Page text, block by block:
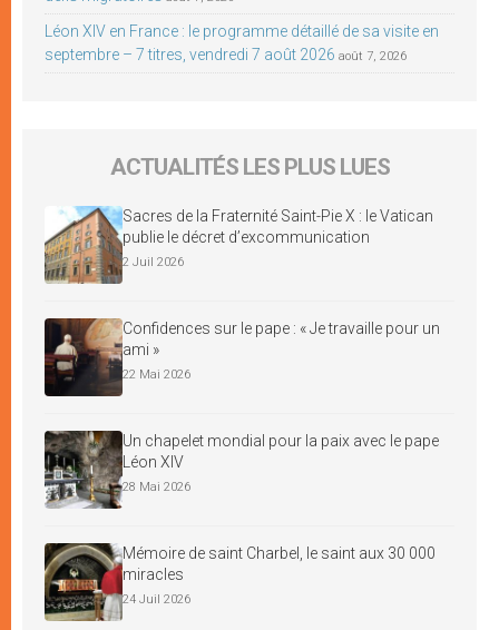
Léon XIV en France : le programme détaillé de sa visite en
septembre – 7 titres, vendredi 7 août 2026 août 7, 2026
ACTUALITÉS LES PLUS LUES
Sacres de la Fraternité Saint-Pie X : le Vatican
publie le décret d’excommunication
2 Juil 2026
Confidences sur le pape : « Je travaille pour un
ami »
22 Mai 2026
Un chapelet mondial pour la paix avec le pape
Léon XIV
28 Mai 2026
Mémoire de saint Charbel, le saint aux 30 000
miracles
24 Juil 2026